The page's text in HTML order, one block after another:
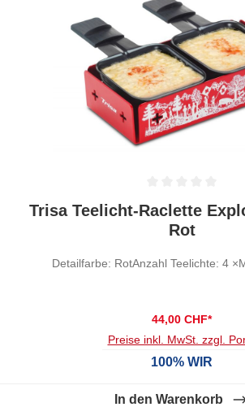
Durchschnittliche Bewertung von 0 von
Trisa Teelicht-Raclette
Rot
Detailfarbe: RotAnzahl Teelichte: 4
44,00 CHF*
Preise inkl. MwSt. zzgl.
100% WIR
In den Warenkorb